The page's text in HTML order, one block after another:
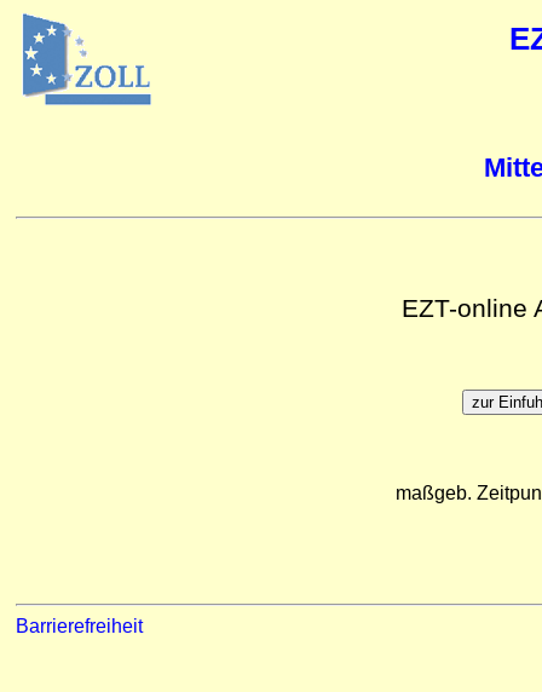
EZT-online
maßgeb.
Barrierefreiheit